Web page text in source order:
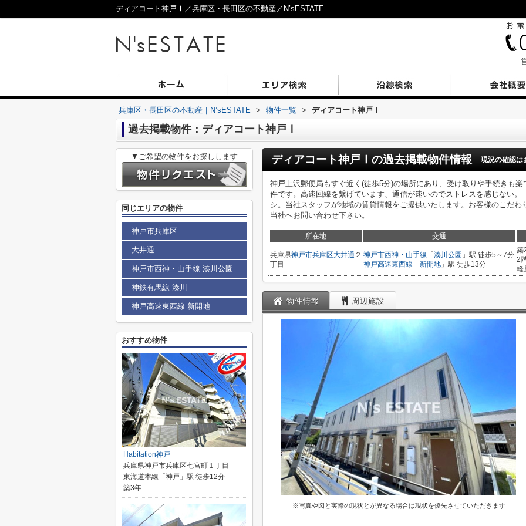
ディアコート神戸Ⅰ／兵庫区・長田区の不動産／N’sESTATE
兵庫区・長田区の不動産｜N’sESTATE > 物件一覧 > ディアコート神戸Ⅰ
過去掲載物件：ディアコート神戸Ⅰ
ディアコート神戸Ⅰ の過去掲載物件情報 現況の確認は
神戸上沢郵便局もすぐ近く(徒歩5分)の場所にあり、受け取りや手続きも
件です。高速回線を繋げています、通信が速いのでストレスを感じない
シ。当社スタッフが地域の賃貸情報をご提供いたします。お客様のこだ
当社へお問い合わせ下さい。
所在地 交通
兵庫県神戸市兵庫区大井通 ２
丁目
神戸市西神・山手線 「 湊川公園 」駅 徒歩5～7分
神戸高速東西線 「 新開地 」駅 徒歩13分
築
2
軽
物件情報 周辺施設
※写真や図と実際の現状とが異なる場合は現状を優先させていただきます
▼ご希望の物件をお探しします
同じエリアの物件
神戸市兵庫区
大井通
神戸市西神・山手線 湊川公園
神鉄有馬線 湊川
神戸高速東西線 新開地
おすすめ物件
Habitation神戸
兵庫県神戸市兵庫区七宮町１丁目
東海道本線「神戸」駅 徒歩12分
築3年